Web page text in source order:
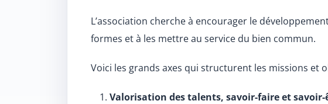
L’association cherche à encourager le
formes et à les mettre au service du bien commun.
Voici les grands axes qui structurent les missions et
Valorisation des talents, savoir-faire et